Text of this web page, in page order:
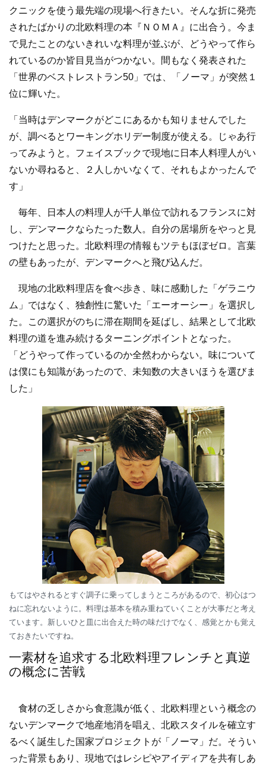
クニックを使う最先端の現場へ行きたい。そんな折に発売
されたばかりの北欧料理の本『ＮＯＭＡ』に出合う。今ま
で見たことのないきれいな料理が並ぶが、どうやって作ら
れているのか皆目見当がつかない。間もなく発表された
「世界のベストレストラン50」では、「ノーマ」が突然１
位に輝いた。
「当時はデンマークがどこにあるかも知りませんでした
が、調べるとワーキングホリデー制度が使える。じゃあ行
ってみようと。フェイスブックで現地に日本人料理人がい
ないか尋ねると、２人しかいなくて、それもよかったんで
す」
毎年、日本人の料理人が千人単位で訪れるフランスに対
し、デンマークならたった数人。自分の居場所をやっと見
つけたと思った。北欧料理の情報もツテもほぼゼロ。言葉
の壁もあったが、デンマークへと飛び込んだ。
現地の北欧料理店を食べ歩き、味に感動した「ゲラニウ
ム」ではなく、独創性に驚いた「エーオーシー」を選択し
た。この選択がのちに滞在期間を延ばし、結果として北欧
料理の道を進み続けるターニングポイントとなった。
「どうやって作っているのか全然わからない。味について
は僕にも知識があったので、未知数の大きいほうを選びま
した」
もてはやされるとすぐ調子に乗ってしまうところがあるので、初心はつ
ねに忘れないように。料理は基本を積み重ねていくことが大事だと考え
ています。新しいひと皿に出合えた時の味だけでなく、感覚とかも覚え
ておきたいですね。
一素材を追求する北欧料理フレンチと真逆
の概念に苦戦
食材の乏しさから食意識が低く、北欧料理という概念の
ないデンマークで地産地消を唱え、北欧スタイルを確立す
るべく誕生した国家プロジェクトが「ノーマ」だ。そうい
った背景もあり、現地ではレシピやアイディアを共有しあ